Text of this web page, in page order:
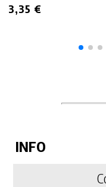
3,35 €
INFO